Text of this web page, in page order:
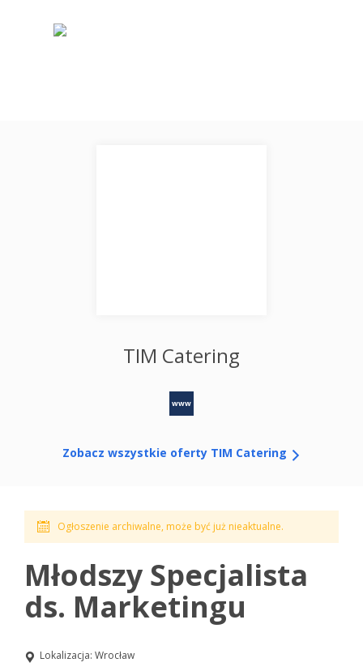
Ogłoszenie archiwalne, może być już nieaktualne.
Młodszy Specjalista
ds. Marketingu
Lokalizacja: Wrocław
TIM Catering
www
Zobacz wszystkie oferty TIM Catering